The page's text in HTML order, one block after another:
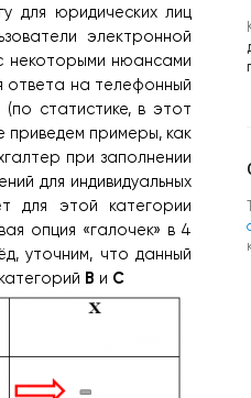
для юридических лиц
электронной
некоторыми нюансами
ответа на телефонный
статистике, в этот
приведем примеры, как
при заполнении
для индивидуальных
для этой категории
опция «галочек» в 4
уточним, что данный
B и C